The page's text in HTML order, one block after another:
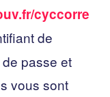
cyccorre
de
passe et
vous sont